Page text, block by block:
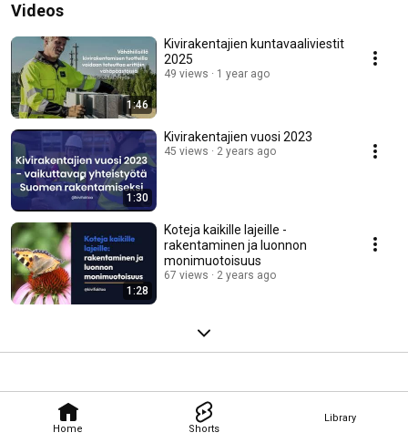
Home Shorts
Library
Videos
1:46
Kivirakentajien kuntavaaliviestit
2025
49 views 1 year ago
1:30
Kivirakentajien vuosi 2023
45 views 2 years ago
1:28
Koteja kaikille lajeille -
rakentaminen ja luonnon
monimuotoisuus
67 views 2 years ago